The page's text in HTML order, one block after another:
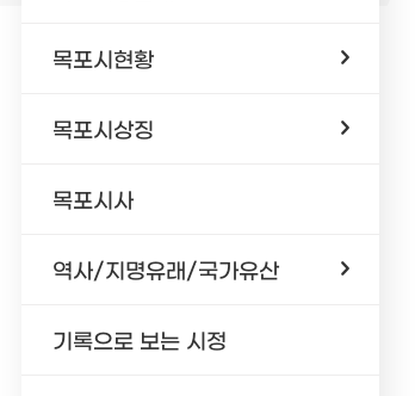
목포시현황
목포시상징
목포시사
역사/지명유래/국가유산
기록으로 보는 시정